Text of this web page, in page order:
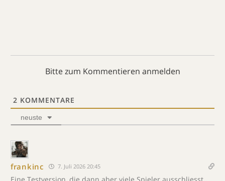
Bitte zum Kommentieren anmelden
2 KOMMENTARE
neuste
frankinc 7. Juli 2026 20:45